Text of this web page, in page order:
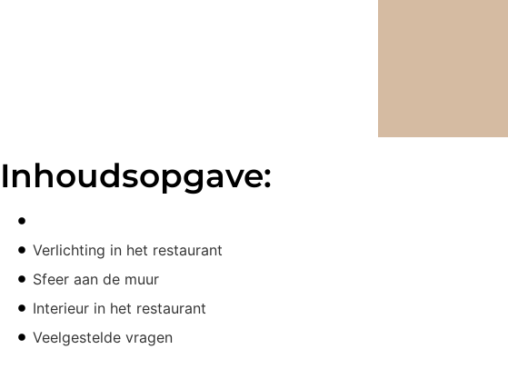
Inhoudsopgave:
Verlichting in het restaurant
Sfeer aan de muur
Interieur in het restaurant
Veelgestelde vragen